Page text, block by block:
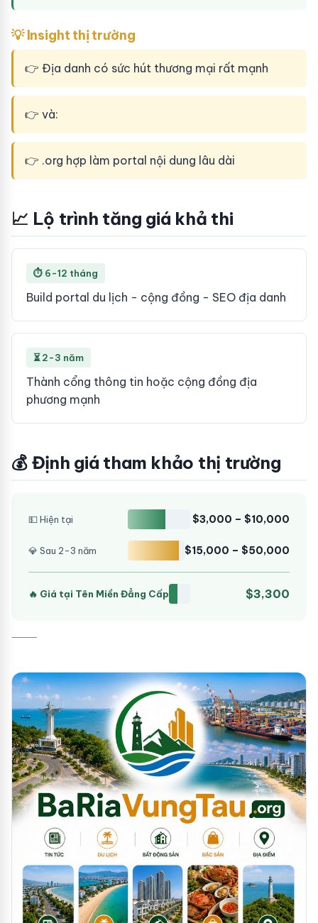
💡 Insight thị trường
👉 Địa danh có sức hút thương mại rất mạnh
👉 và:
👉 .org hợp làm portal nội dung lâu dài
📈 Lộ trình tăng giá khả thi
⏱ 6-12 tháng
Build portal du lịch - cộng đồng - SEO địa danh
⏳ 2-3 năm
Thành cổng thông tin hoặc cộng đồng địa
phương mạnh
💰 Định giá tham khảo thị trường
💵 Hiện tại $3,000 – $10,000
💎 Sau 2-3 năm $15,000 – $50,000
🔥 Giá tại Tên Miền Đẳng Cấp $3,300
⸻